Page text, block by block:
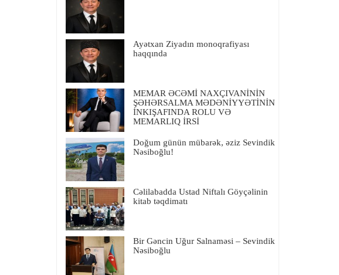
Ayətxan Ziyadın monoqrafiyası
haqqında
MEMAR ƏCƏMİ NAXÇIVANİNİN
ŞƏHƏRSALMA MƏDƏNİYYƏTİNİN
İNKIŞAFINDA ROLU VƏ
MEMARLIQ İRSİ
Doğum günün mübarək, əziz Sevindik
Nəsiboğlu!
Cəlilabadda Ustad Niftalı Göyçəlinin
kitab təqdimatı
Bir Gəncin Uğur Salnaməsi – Sevindik
Nəsiboğlu